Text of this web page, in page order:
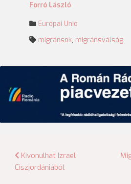
Forró László
Európai Unió
migránsok, migránsválság
Bejegyzés
navigáció
Kivonulhat Izrael
Ciszjordániából